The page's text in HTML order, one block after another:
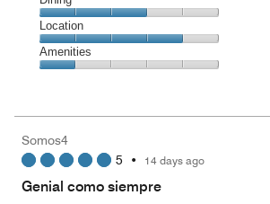
Dining,
3
out
Location
Location,
4
5
Amenities
5
Somos4
5 • 14 days ago
Genial como siempre